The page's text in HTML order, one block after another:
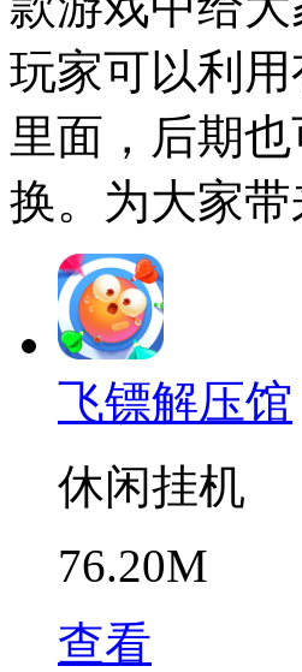
玩家可以利
里面，后期
换。为大家
飞镖解压馆
休闲挂机
76.20M
查看